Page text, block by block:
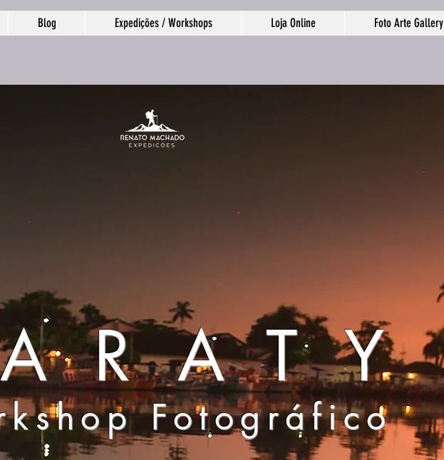
Blog Expedições / Workshops Loja Online Foto Arte Gallery
Fotográfico